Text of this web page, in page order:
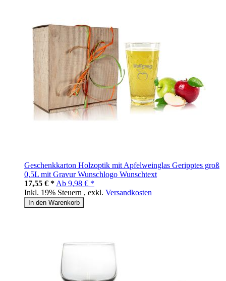
Geschenkkarton Holzoptik mit Apfelweinglas Geripptes groß
0,5L mit Gravur Wunschlogo Wunschtext
17,55 € * Ab 9,98 € *
Inkl. 19% Steuern , exkl. Versandkosten
In den Warenkorb